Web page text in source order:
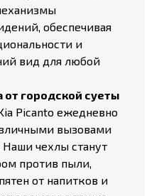
обеспечивая
и
вид для любой
городской суеты
Picanto ежедневно
вызовами
чехлы станут
против пыли,
от напитков и